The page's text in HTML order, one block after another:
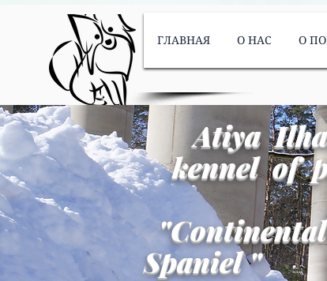
ГЛАВНАЯ О НАС О
Atiya
kennel of
"
Spaniel"